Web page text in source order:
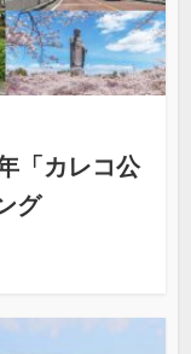
「カレコ公
グ